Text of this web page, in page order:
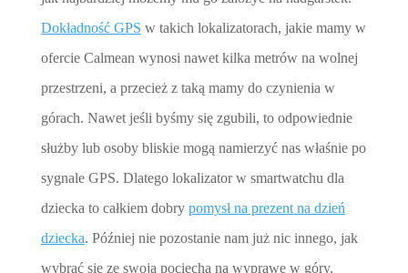
Dokładność GPS w takich lokalizatorach, jakie mamy w
ofercie Calmean wynosi nawet kilka metrów na wolnej
przestrzeni, a przecież z taką mamy do czynienia w
górach. Nawet jeśli byśmy się zgubili, to odpowiednie
służby lub osoby bliskie mogą namierzyć nas właśnie po
sygnale GPS. Dlatego lokalizator w smartwatchu dla
dziecka to całkiem dobry pomysł na prezent na dzień
dziecka. Później nie pozostanie nam już nic innego, jak
wybrać się ze swoją pociechą na wyprawę w góry.